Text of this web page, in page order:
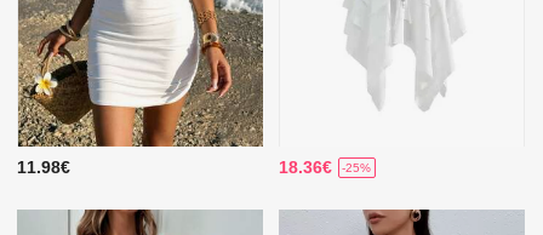
11.98€ 18.36€ -25%